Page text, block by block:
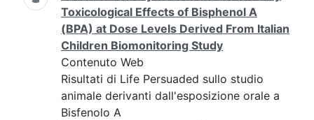
Toxicological Effects of Bisphenol A
(BPA) at Dose Levels Derived From Italian
Children Biomonitoring Study
Contenuto Web
Risultati di Life Persuaded sullo studio
animale derivanti dall'esposizione orale a
Bisfenolo A